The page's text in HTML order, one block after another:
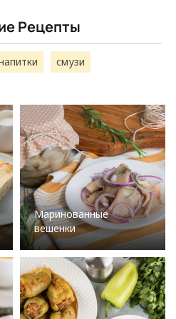
Рецепты
смузи
Маринованные
вешенки